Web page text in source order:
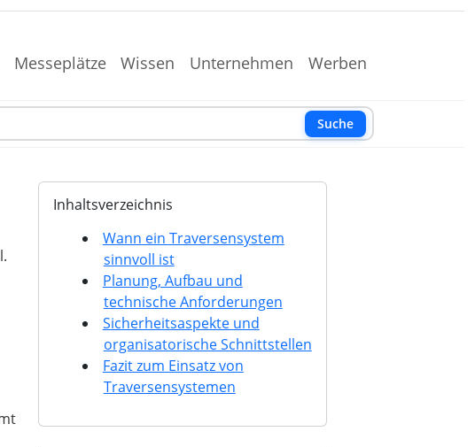
Messeplätze Wissen Unternehmen Werben
Suche
Inhaltsverzeichnis
Wann ein Traversensystem
sinnvoll ist
Planung, Aufbau und
technische Anforderungen
Sicherheitsaspekte und
organisatorische Schnittstellen
Fazit zum Einsatz von
Traversensystemen